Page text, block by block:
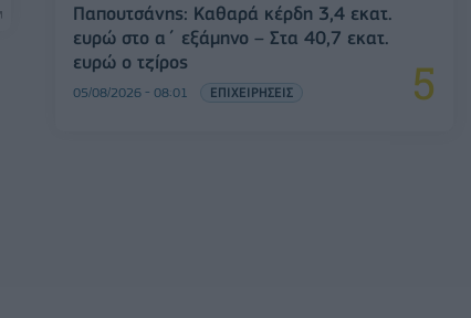
Παπουτσάνης: Καθαρά κέρδη 3,4 εκατ.
ευρώ στο α΄ εξάμηνο – Στα 40,7 εκατ.
ευρώ ο τζίρος
05/08/2026 - 08:01 ΕΠΙΧΕΙΡΗΣΕΙΣ